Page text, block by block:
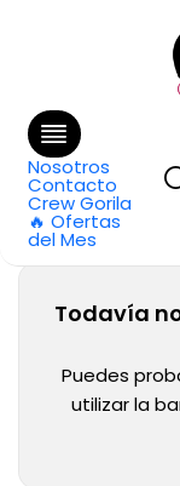
Nosotros
Contacto
Crew Gorila
🔥 Ofertas
del Mes
en
Todavía
Puedes
utilizar la